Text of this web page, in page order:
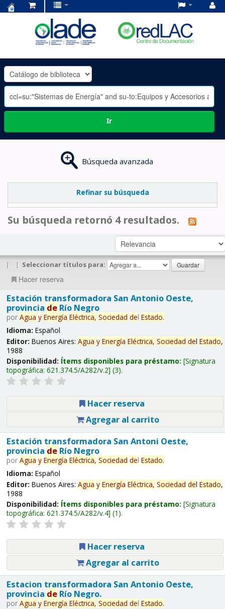
OLADE
-
Ir
Búsqueda avanzada
Refinar su búsqueda
Su búsqueda retornó 4 resultados.
| | Seleccionar títulos para:
Hacer reserva
Estación transformadora San Antonio Oeste,
provincia deRío Negro
por Agua y Energía Eléctrica, Sociedad del Estado.
Idioma: Español
Editor: Buenos Aires: Agua y Energía Eléctrica, Sociedad del Estado,
1988
Disponibilidad: Ítems disponibles para préstamo: Signatura
topográfica: 621.374.5/A282/v.2 (3).
Hacer reserva
Agregar al carrito
Estación transformadora San Antoni Oeste,
provincia deRío Negro
por Agua y Energía Eléctrica, Sociedad del Estado.
Idioma: Español
Editor: Buenos Aires: Agua y Energía Eléctrica, Sociedad del Estado,
1988
Disponibilidad: Ítems disponibles para préstamo: Signatura
topográfica: 621.374.5/A282/v.4 (1).
Hacer reserva
Agregar al carrito
Estacion transformadora San Antonio Oeste,
provincia deRío Negro.
por Agua y Energía Eléctrica, Sociedad del Estado.